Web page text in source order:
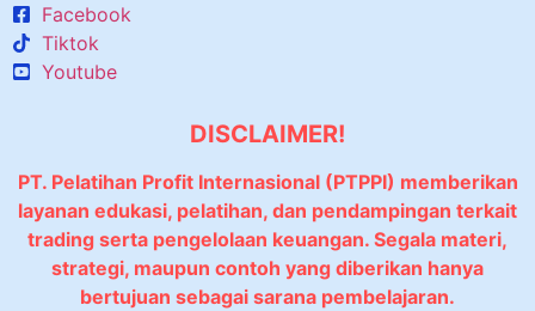
Facebook
Tiktok
Youtube
DISCLAIMER!
PT. Pelatihan Profit Internasional (PTPPI) memberikan
layanan edukasi, pelatihan, dan pendampingan terkait
trading serta pengelolaan keuangan. Segala materi,
strategi, maupun contoh yang diberikan hanya
bertujuan sebagai sarana pembelajaran.